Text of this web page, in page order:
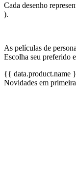
Cada desenho
).
As películas de
Escolha seu preferido
{{ data.product.name
Novidades em